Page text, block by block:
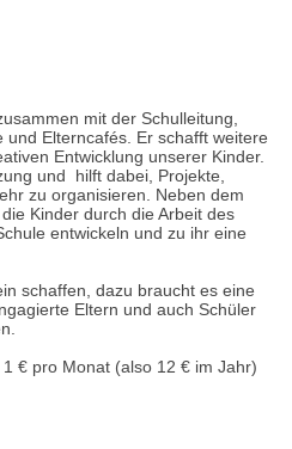
mit der Schulleitung,
Elterncafés. Er schafft weitere
Entwicklung unserer Kinder.
und hilft dabei, Projekte,
zu organisieren. Neben dem
Kinder durch die Arbeit des
entwickeln und zu ihr eine
schaffen, dazu braucht es eine
Eltern und auch Schüler
€ pro Monat (also 12 € im Jahr)